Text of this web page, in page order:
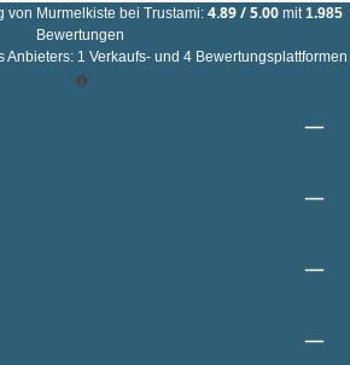
enthalten sind. Wegen
nicht für Kinder unter 3 Jahren
von Murmelkiste bei Trustami: 4.89/5.00 mit1.985
Bewertungen
Anbieters: 1 Verkaufs- und 4 Bewertungsplattformen